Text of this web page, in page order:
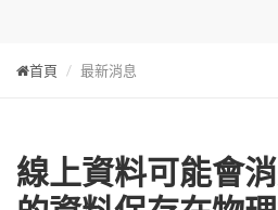
首頁 最新消息
線上資料可能會